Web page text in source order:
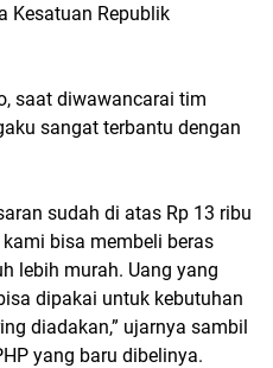
Kesatuan Republik
saat diwawancarai tim
sangat terbantu dengan
sudah di atas Rp 13 ribu
bisa membeli beras
lebih murah. Uang yang
dipakai untuk kebutuhan
diadakan,” ujarnya sambil
yang baru dibelinya.